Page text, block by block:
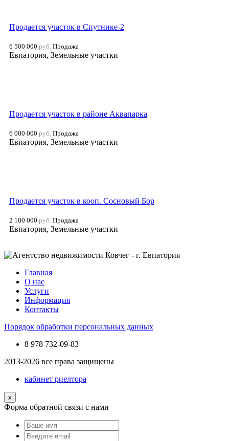
Продается участок в Спутнике-2
6 500 000 руб. Продажа
Евпатория, Земельные участки
Продается участок в районе Аквапарка
6 000 000 руб. Продажа
Евпатория, Земельные участки
Продается участок в кооп. Сосновый Бор
2 100 000 руб. Продажа
Евпатория, Земельные участки
Главная
О нас
Услуги
Информация
Контакты
Порядок обработки персональных данных
8 978 732-09-83
2013-2026 все права защищены
кабинет риелтора
x
Форма обратной связи с нами